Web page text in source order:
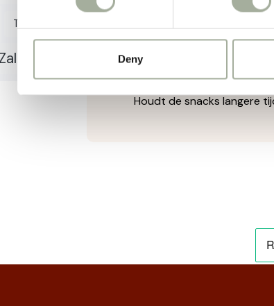
Deny
Tonijn
Zalm
Perfect als beloning
Ideaal voor training of als
Afsluitbare verpakking
Houdt de snacks langere